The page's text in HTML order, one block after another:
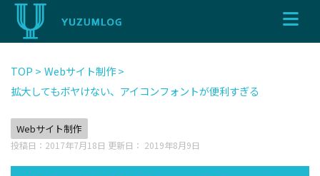
TOP > Webサイト制作>
拡大してもボヤけない、アイコンフォントが便利すぎる
Webサイト制作
投稿日：2017年7月18日 更新日： 2019年8月9日